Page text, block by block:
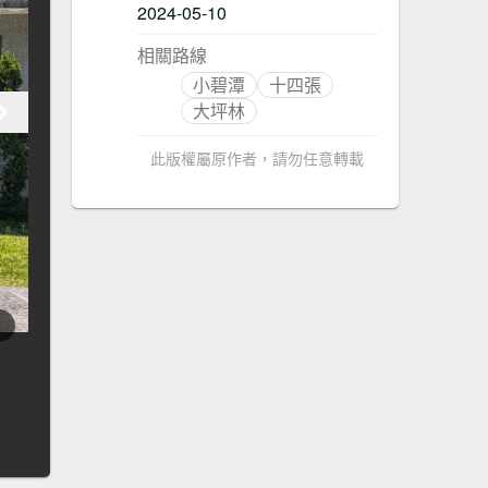
2024-05-10
相關路線
小碧潭
十四張
大坪林
此版權屬原作者，請勿任意轉載